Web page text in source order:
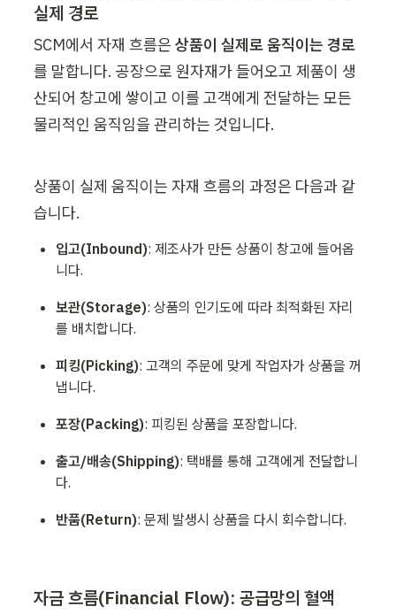
실제 경로
SCM에서 자재 흐름은 상품이 실제로 움직이는 경로
를 말합니다. 공장으로 원자재가 들어오고 제품이 생
산되어 창고에 쌓이고 이를 고객에게 전달하는 모든
물리적인 움직임을 관리하는 것입니다.
상품이 실제 움직이는 자재 흐름의 과정은 다음과 같
습니다.
입고(Inbound): 제조사가 만든 상품이 창고에 들어옵
니다.
보관(Storage): 상품의 인기도에 따라 최적화된 자리
를 배치합니다.
피킹(Picking): 고객의 주문에 맞게 작업자가 상품을 꺼
냅니다.
포장(Packing): 피킹된 상품을 포장합니다.
출고/배송(Shipping): 택배를 통해 고객에게 전달합니
다.
반품(Return): 문제 발생시 상품을 다시 회수합니다.
자금 흐름(Financial Flow): 공급망의 혈액